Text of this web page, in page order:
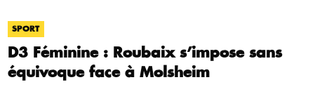
SPORT
D3 Féminine : Roubaix s’impose sans
équivoque face à Molsheim